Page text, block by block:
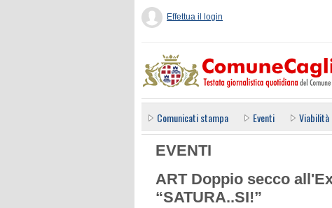
Effettua il login
Comunicati stampa Eventi Viabilità
EVENTI
ART Doppio secco
“SATURA..SI!”